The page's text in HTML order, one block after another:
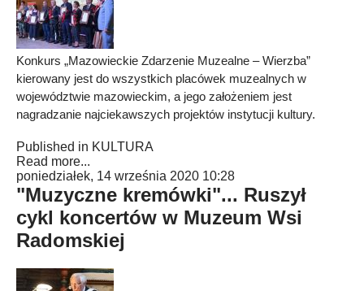
Konkurs „Mazowieckie Zdarzenie Muzealne – Wierzba”
kierowany jest do wszystkich placówek muzealnych w
województwie mazowieckim, a jego założeniem jest
nagradzanie najciekawszych projektów instytucji kultury.
Published in KULTURA
Read more...
poniedziałek, 14 września 2020 10:28
"Muzyczne kremówki"... Ruszył
cykl koncertów w Muzeum Wsi
Radomskiej